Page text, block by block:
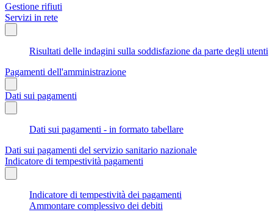
Gestione rifiuti
Servizi in rete
Risultati delle indagini sulla soddisfazione da parte degli utenti
Pagamenti dell'amministrazione
Dati sui pagamenti
Dati sui pagamenti - in formato tabellare
Dati sui pagamenti del servizio sanitario nazionale
Indicatore di tempestività pagamenti
Indicatore di tempestività dei pagamenti
Ammontare complessivo dei debiti